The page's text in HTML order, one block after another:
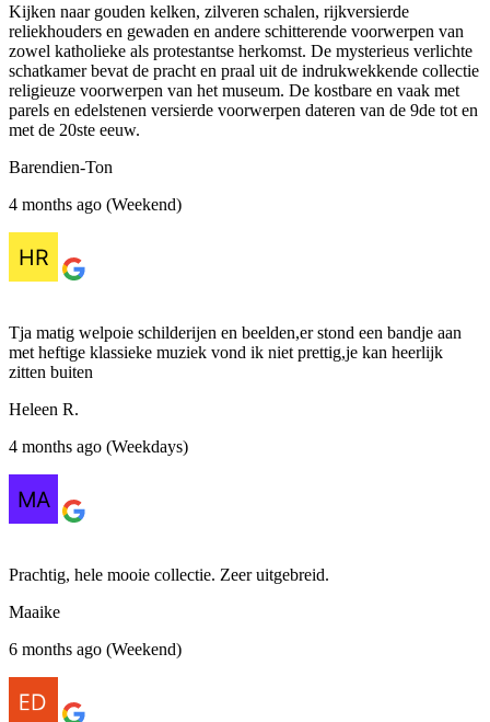
Kijken naar gouden kelken, zilveren schalen, rijkversierde
reliekhouders en gewaden en andere schitterende voorwerpen van
zowel katholieke als protestantse herkomst. De mysterieus verlichte
schatkamer bevat de pracht en praal uit de indrukwekkende collectie
religieuze voorwerpen van het museum. De kostbare en vaak met
parels en edelstenen versierde voorwerpen dateren van de 9de tot en
met de 20ste eeuw.
Barendien-Ton
4 months ago (Weekend)
Tja matig welpoie schilderijen en beelden,er stond een bandje aan
met heftige klassieke muziek vond ik niet prettig,je kan heerlijk
zitten buiten
Heleen R.
4 months ago (Weekdays)
Prachtig, hele mooie collectie. Zeer uitgebreid.
Maaike
6 months ago (Weekend)